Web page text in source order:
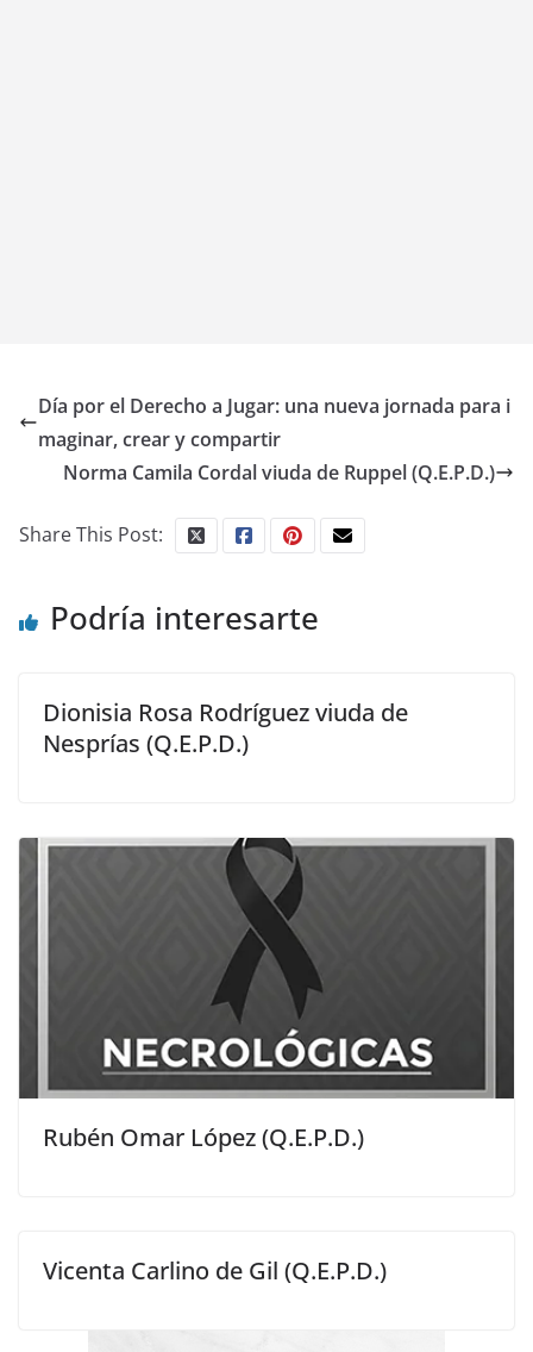
Día por el Derecho a Jugar: una nueva jornada para i
maginar, crear y compartir
Norma Camila Cordal viuda de Ruppel (Q.E.P.D.)
Share This Post:
Podría interesarte
Dionisia Rosa Rodríguez viuda de
Nesprías (Q.E.P.D.)
Rubén Omar López (Q.E.P.D.)
Vicenta Carlino de Gil (Q.E.P.D.)